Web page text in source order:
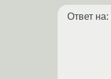
Ответ на: